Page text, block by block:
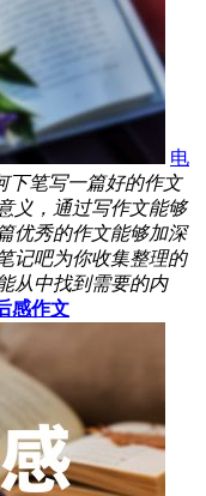
电
下笔写一篇好的作文
义，通过写作文能够
优秀的作文能够加深
记吧为你收集整理的
从中找到需要的内
感作文